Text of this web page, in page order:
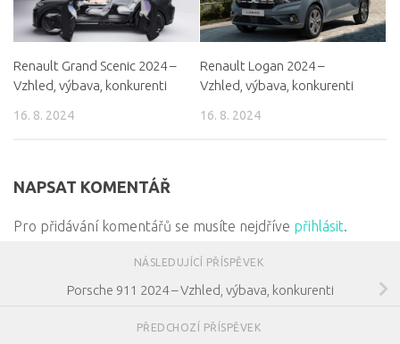
Renault Grand Scenic 2024 –
Vzhled, výbava, konkurenti
16. 8. 2024
Renault Logan 2024 –
Vzhled, výbava, konkurenti
16. 8. 2024
NAPSAT KOMENTÁŘ
Pro přidávání komentářů se musíte nejdříve přihlásit.
NÁSLEDUJÍCÍ PŘÍSPĚVEK
Porsche 911 2024 – Vzhled, výbava, konkurenti
PŘEDCHOZÍ PŘÍSPĚVEK